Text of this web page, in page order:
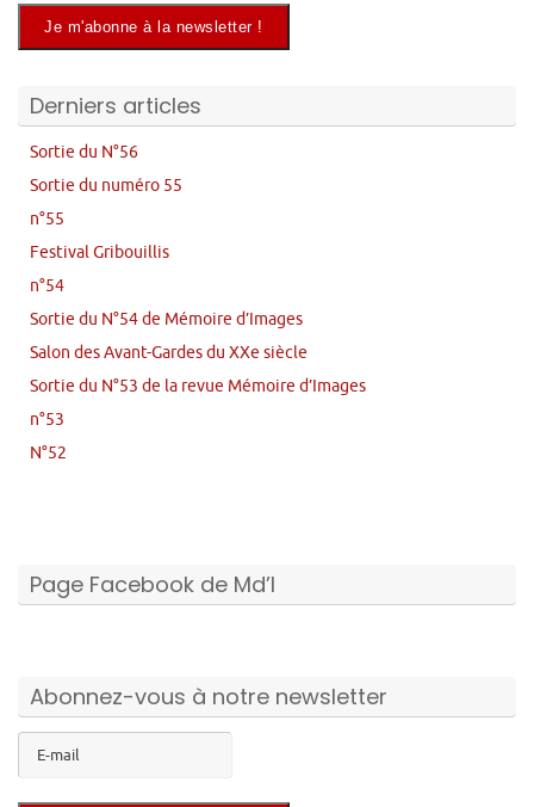
Derniers articles
Sortie du N°56
Sortie du numéro 55
n°55
Festival Gribouillis
n°54
Sortie du N°54 de Mémoire d’Images
Salon des Avant-Gardes du XXe siècle
Sortie du N°53 de la revue Mémoire d’Images
n°53
N°52
Page Facebook de Md’I
Abonnez-vous à notre newsletter